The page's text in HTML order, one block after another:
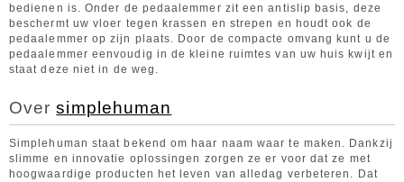
bedienen is. Onder de pedaalemmer zit een antislip basis, deze
beschermt uw vloer tegen krassen en strepen en houdt ook de
pedaalemmer op zijn plaats. Door de compacte omvang kunt u de
pedaalemmer eenvoudig in de kleine ruimtes van uw huis kwijt en
staat deze niet in de weg.
Oversimplehuman
Simplehuman staat bekend om haar naam waar te maken. Dankzij
slimme en innovatie oplossingen zorgen ze er voor dat ze met
hoogwaardige producten het leven van alledag verbeteren. Dat